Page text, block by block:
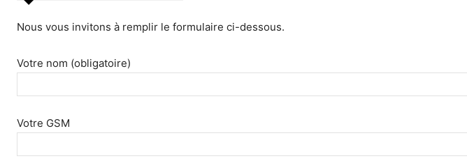
Nous vous invitons à remplir le formulaire ci-dessous.
Votre nom (obligatoire)
Votre GSM